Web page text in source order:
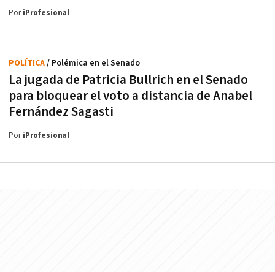
PoriProfesional
La jugada de Patricia Bullrich en el Senado
para bloquear el voto a distancia de Anabel
Fernández Sagasti
POLÍTICA/ Polémica en el Senado
PoriProfesional